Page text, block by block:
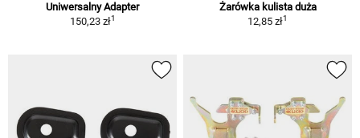
Uniwersalny Adapter
150,23 zł1
Żarówka kulista duża
12,85 zł1